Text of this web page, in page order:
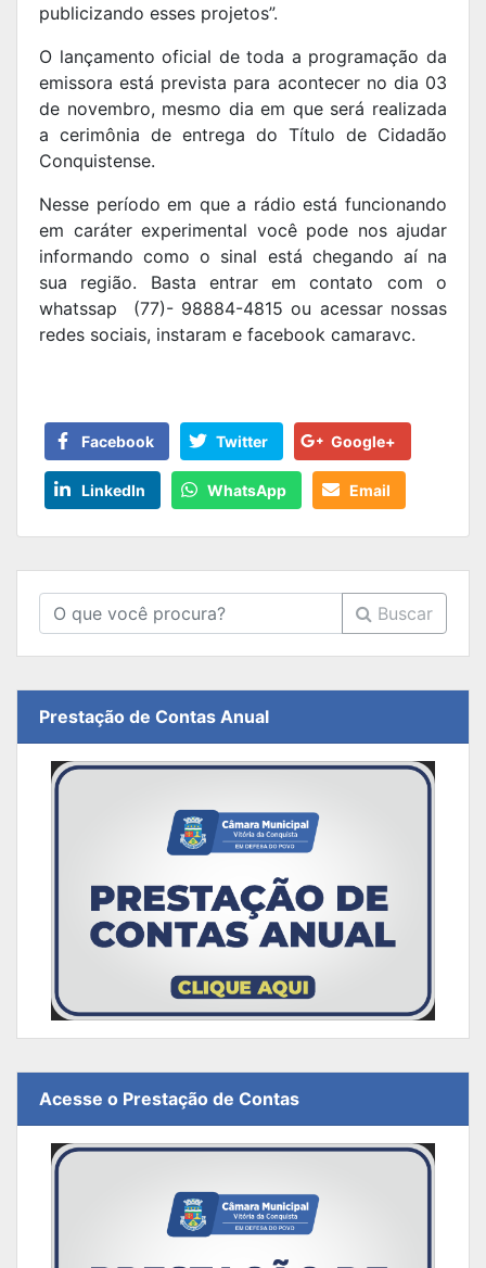
publicizando esses projetos”.
O lançamento oficial de toda a programação da
emissora está prevista para acontecer no dia 03
de novembro, mesmo dia em que será realizada
a cerimônia de entrega do Título de Cidadão
Conquistense.
Nesse período em que a rádio está funcionando
em caráter experimental você pode nos ajudar
informando como o sinal está chegando aí na
sua região. Basta entrar em contato com o
whatssap (77)- 98884-4815 ou acessar nossas
redes sociais, instaram e facebook camaravc.
Facebook Twitter Google+
LinkedIn WhatsApp Email
Buscar
Prestação de Contas Anual
Acesse o Prestação de Contas